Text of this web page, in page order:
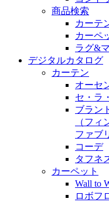
商品検索
カーテ
カーペ
ラグ&
デジタルカタログ
カーテン
オーセ
セ・ラ
ブラン
（フィ
ファブ
コーデ
タフネ
カーペット
Wall to
ロボフ